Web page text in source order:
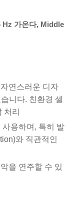
Hz 가온다, Middle
연스러운 디자
니다. 친환경 셀
처리
사용하며, 특히 발
와 직관적인
을 연주할 수 있